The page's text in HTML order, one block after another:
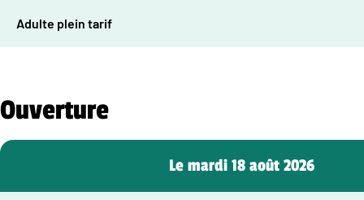
Adulte plein tarif
Ouverture
Le mardi 18 août 2026